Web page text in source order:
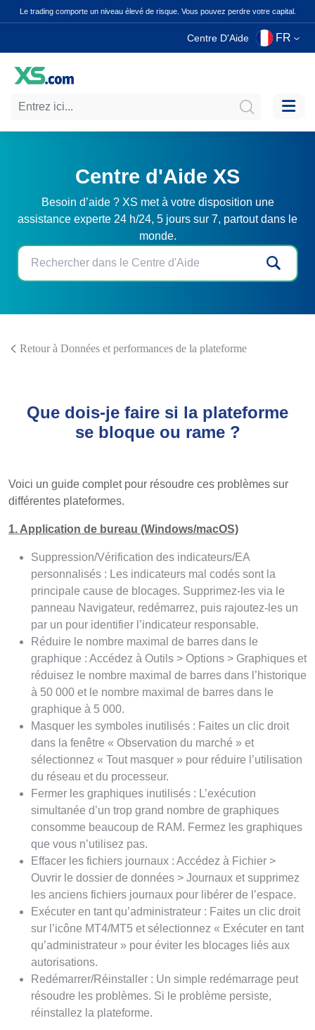
Le trading comporte un niveau élevé de risque. Vous pouvez perdre votre capital.
Centre D'Aide FR
Centre d'Aide XS
Besoin d’aide ? XS met à votre disposition une
assistance experte 24 h/24, 5 jours sur 7, partout dans le
monde.
Retour à Données et performances de la plateforme
Que dois-je faire si la plateforme
se bloque ou rame ?
Voici un guide complet pour résoudre ces problèmes sur
différentes plateformes.
1. Application de bureau (Windows/macOS)
Suppression/Vérification des indicateurs/EA
personnalisés : Les indicateurs mal codés sont la
principale cause de blocages. Supprimez-les via le
panneau Navigateur, redémarrez, puis rajoutez-les un
par un pour identifier l’indicateur responsable.
Réduire le nombre maximal de barres dans le
graphique : Accédez à Outils > Options > Graphiques et
réduisez le nombre maximal de barres dans l’historique
à 50 000 et le nombre maximal de barres dans le
graphique à 5 000.
Masquer les symboles inutilisés : Faites un clic droit
dans la fenêtre « Observation du marché » et
sélectionnez « Tout masquer » pour réduire l’utilisation
du réseau et du processeur.
Fermer les graphiques inutilisés : L’exécution
simultanée d’un trop grand nombre de graphiques
consomme beaucoup de RAM. Fermez les graphiques
que vous n’utilisez pas.
Effacer les fichiers journaux : Accédez à Fichier >
Ouvrir le dossier de données > Journaux et supprimez
les anciens fichiers journaux pour libérer de l’espace.
Exécuter en tant qu’administrateur : Faites un clic droit
sur l’icône MT4/MT5 et sélectionnez « Exécuter en tant
qu’administrateur » pour éviter les blocages liés aux
autorisations.
Redémarrer/Réinstaller : Un simple redémarrage peut
résoudre les problèmes. Si le problème persiste,
réinstallez la plateforme.